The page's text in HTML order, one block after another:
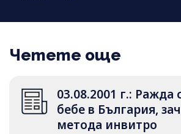
Четете още
03.08.2001 г.: Ражда
бебе в България,
метода инвитро